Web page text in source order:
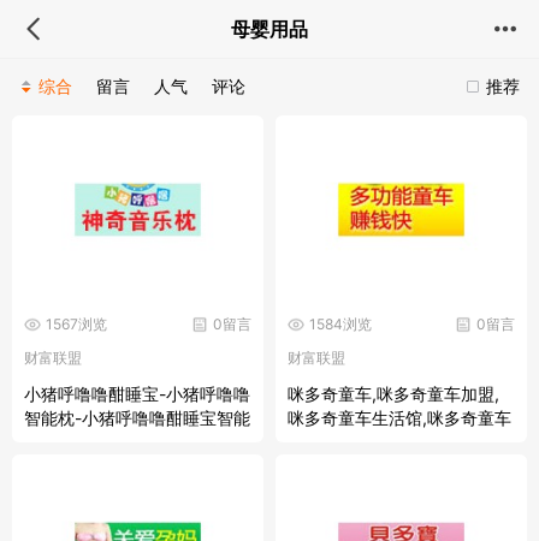
母婴用品
推荐
综合 留言 人气 评论
0留言
1567浏览
财富联盟
小猪呼噜噜酣睡宝-小猪呼噜噜
智能枕-小猪呼噜噜酣睡宝智能
0留言
1584浏览
财富联盟
咪多奇童车,咪多奇童车加盟,
咪多奇童车生活馆,咪多奇童车